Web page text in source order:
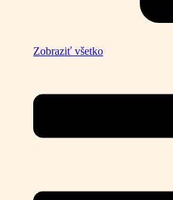
Zobraziť všetko